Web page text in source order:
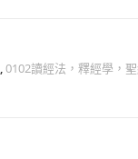
,0102讀經法，釋經學，